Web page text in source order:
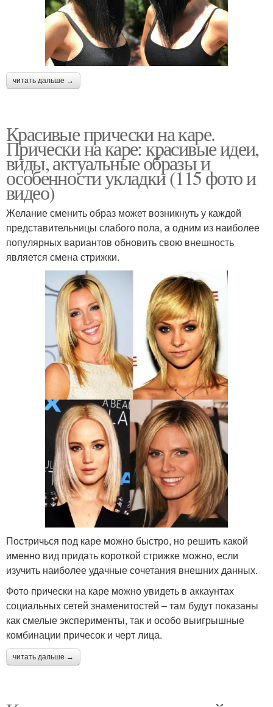
читать дальше →
Красивые прически на каре.
Прически на каре: красивые идеи,
виды, актуальные образы и
особенности укладки (115 фото и
видео)
Желание сменить образ может возникнуть у каждой
представительницы слабого пола, а одним из наиболее
популярных вариантов обновить свою внешность
является смена стрижки.
Постричься под каре можно быстро, но решить какой
именно вид придать короткой стрижке можно, если
изучить наиболее удачные сочетания внешних данных.
Фото прически на каре можно увидеть в аккаунтах
социальных сетей знаменитостей – там будут показаны
как смелые эксперименты, так и особо выигрышные
комбинации причесок и черт лица.
читать дальше →